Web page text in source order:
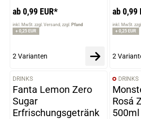
ab 0,99 EUR*
inkl. MwSt. zzgl. Versand zzgl. Pfand
+ 0,25 EUR
2 Varianten
ab 0,99
inkl. MwSt.
+ 0,25 EUR
2
DRINKS
Fanta Lemon Zero
Sugar
Erfrischungsgetränk
DRINKS
Rosá